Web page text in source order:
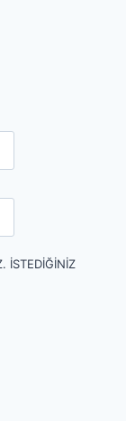
İSTEDIĞINIZ